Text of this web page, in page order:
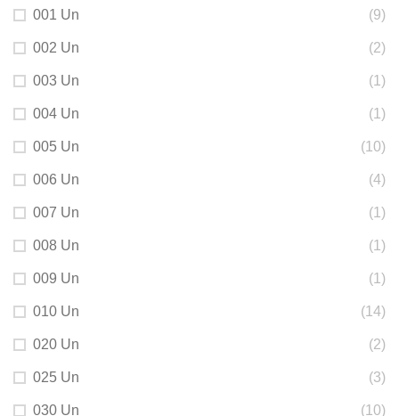
001 Un (9)
002 Un (2)
003 Un (1)
004 Un (1)
005 Un (10)
006 Un (4)
007 Un (1)
008 Un (1)
009 Un (1)
010 Un (14)
020 Un (2)
025 Un (3)
030 Un (10)